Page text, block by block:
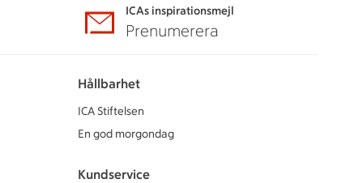
ICAs inspirationsmejl
Prenumerera
Hållbarhet
ICA Stiftelsen
En god morgondag
Kundservice